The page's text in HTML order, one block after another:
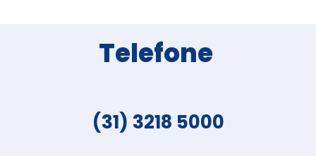
Telefone
(31) 3218 5000